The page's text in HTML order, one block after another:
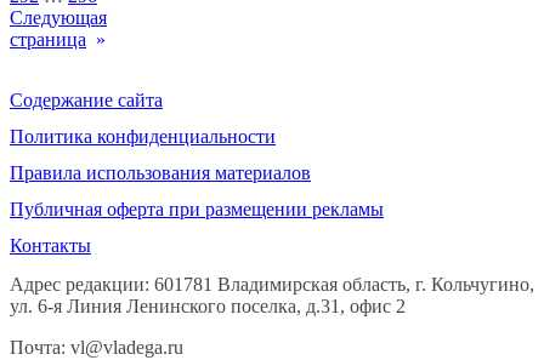
Следующая
страница »
Содержание сайта
Политика конфиденциальности
Правила использования материалов
Публичная оферта при размещении рекламы
Контакты
Адрес редакции: 601781 Владимирская область, г. Кольчугино,
ул. 6-я Линия Ленинского поселка, д.31, офис 2
Почта: vl@vladega.ru